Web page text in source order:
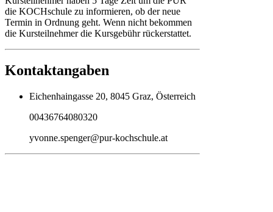
die KOCHschule zu informieren, ob der neue
Termin in Ordnung geht. Wenn nicht bekommen
die Kursteilnehmer die Kursgebühr rückerstattet.
Kontaktangaben
Eichenhaingasse 20, 8045 Graz, Österreich
00436764080320
yvonne.spenger@pur-kochschule.at